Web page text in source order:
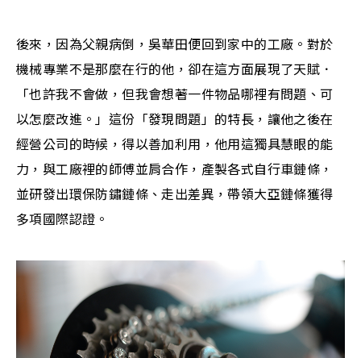
後來，因為父親病倒，吳華田便回到家中的工廠。對於
機械專業不是那麼在行的他，卻在這方面展現了天賦．
「也許我不會做，但我會想著一件物品哪裡有問題、可
以怎麼改進。」這份「發現問題」的特長，讓他之後在
經營公司的時候，得以善加利用，他用這獨具慧眼的能
力，與工廠裡的師傅並肩合作，產製各式自行車鏈條，
並研發出環保防鏽鏈條、走出差異，帶領大亞鏈條獲得
多項國際認證。